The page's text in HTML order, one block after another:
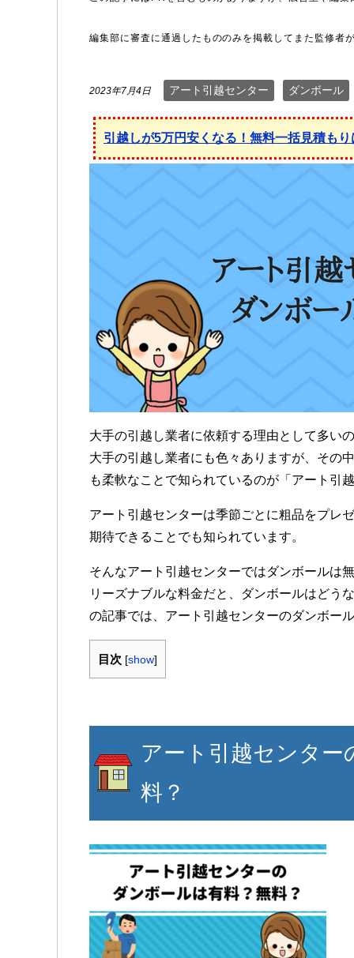
2023年7月4日 アート引越センター ダンボール
引越しが5万円安くなる！無料一括見積も
大手の引越し業者に依頼する理由として多い
大手の引越し業者にも色々ありますが、その
も柔軟なことで知られているのが「アート引
アート引越センターは季節ごとに粗品をプレ
期待できることでも知られています。
そんなアート引越センターではダンボールは
リーズナブルな料金だと、ダンボールはどう
の記事では、アート引越センターのダンボー
目次 [show]
アート引越センター
料？